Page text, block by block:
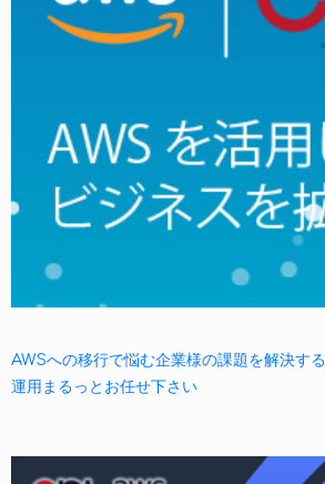
AWSへの移行で悩む企業様の課題を解決す
運用まるっとお任せ下さい